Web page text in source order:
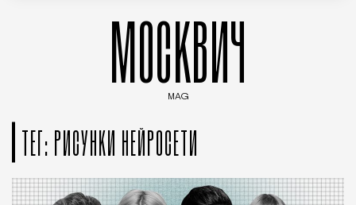
МОСКВИЧ
MAG
ТЕГ: РИСУНКИ НЕЙРОСЕТИ